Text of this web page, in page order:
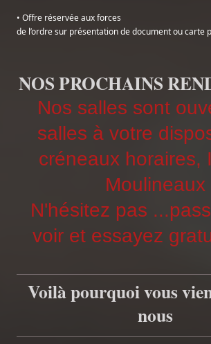
• Offre réservée aux forces
de l’ordre sur présentation de document ou carte
NOS PROCHAINS
Nos salles sont
salles à votre
créneaux horaires,
Moulineaux
N'hésitez pas
voir et essayez
Voilà pourquoi vous
nous